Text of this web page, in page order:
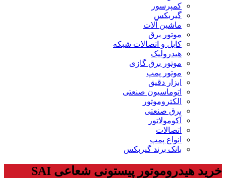
کمپرسور
گیربکس
ماشین آلات
موتور برق
کابل و اتصالات شبکه
هیدرولیک
موتور برق گازی
موتور پمپ
ابزار دقیق
اتوماسیون صنعتی
الکتروموتور
برق صنعتی
آکومولاتور
اتصالات
انواع پمپ
بانک برند گیربکس
خرید هیدروموتور پیستونی شعاعی SAI